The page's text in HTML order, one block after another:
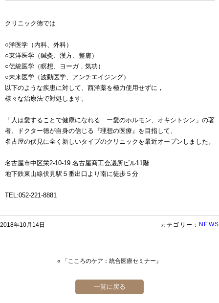
クリニック徳では
○洋医学（内科、外科）
○東洋医学（鍼灸、漢方、整膚）
○伝統医学（瞑想、ヨーガ，気功）
○未来医学（波動医学、アンチエイジング）
以下のような疾患に対して、西洋薬を極力使用せずに，
様々な治療法で対処します。
「人は愛することで健康になれる ー愛のホルモン、オキシトシン」の著
者、ドクター徳が自身の信じる『理想の医療』を目指して、
名古屋の伏見に全く新しいタイプのクリニックを最近オープンしました。
名古屋市中区栄2-10-19 名古屋商工会議所ビル11階
地下鉄東山線伏見駅５番出口より南に徒歩５分
TEL:052-221-8881
カテゴリー： NEWS
2018年10月14日
« 「こころのケア：統合医療セミナー』
一覧に戻る